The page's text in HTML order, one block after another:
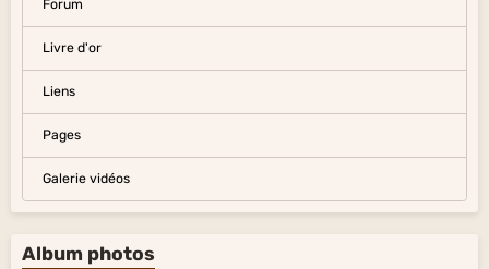
Forum
Livre d'or
Liens
Pages
Galerie vidéos
Album photos